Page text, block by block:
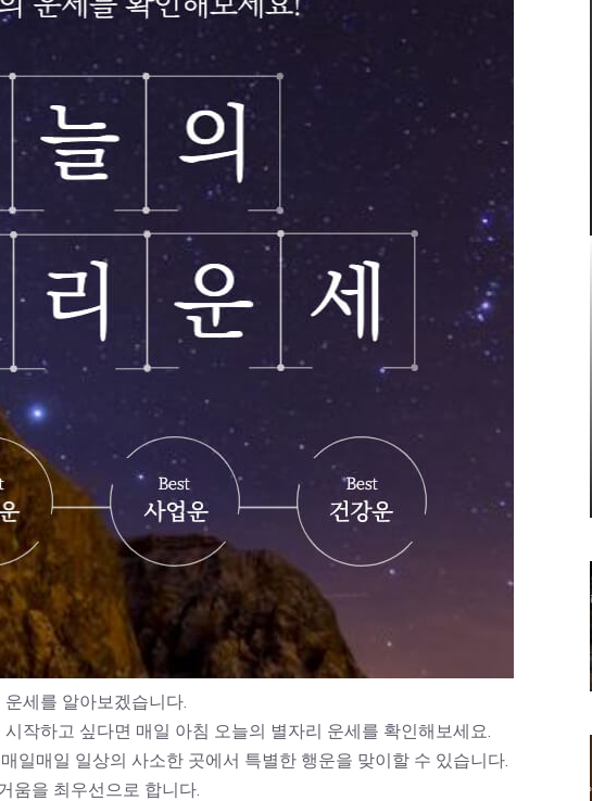
운세를 알아보겠습니다.
작하고 싶다면 매일 아침 오늘의 별자리 운세를 확인해보세요.
일매일 일상의 사소한 곳에서 특별한 행운을 맞이할 수 있습니다.
움을 최우선으로 합니다.